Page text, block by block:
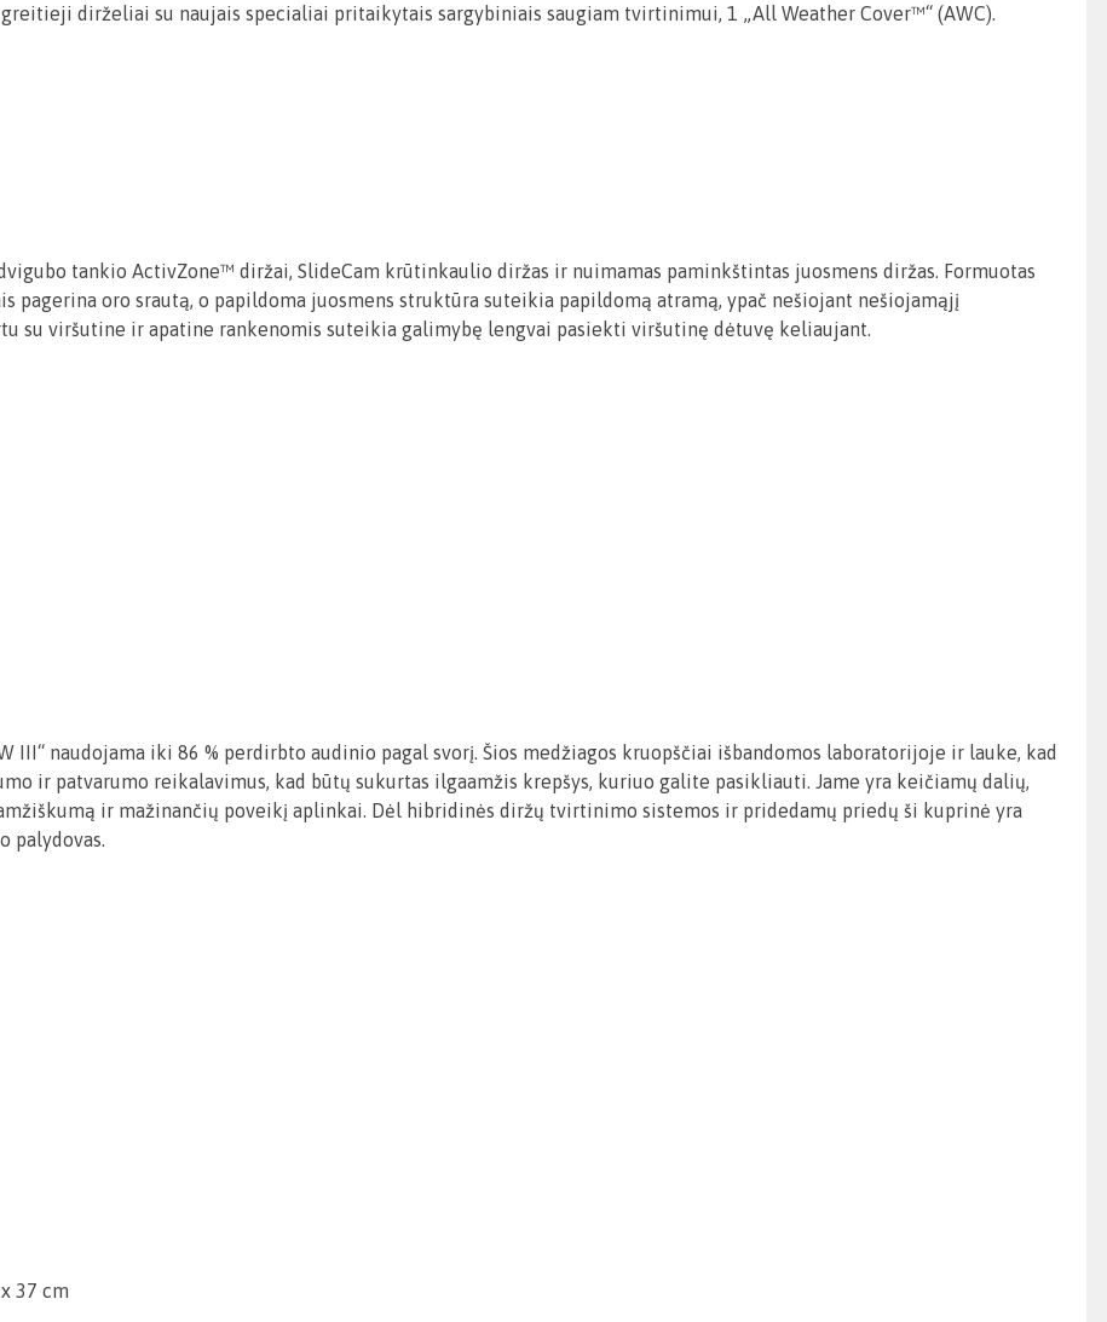
dirželiai su naujais specialiai pritaikytais sargybiniais saugiam tvirtinimui, 1 „All Weather Cover™“ (AWC).
tankio ActivZone™ diržai, SlideCam krūtinkaulio diržas ir nuimamas paminkštintas juosmens diržas. Formuotas
pagerina oro srautą, o papildoma juosmens struktūra suteikia papildomą atramą, ypač nešiojant nešiojamąjį
su viršutine ir apatine rankenomis suteikia galimybę lengvai pasiekti viršutinę dėtuvę keliaujant.
III“ naudojama iki 86 % perdirbto audinio pagal svorį. Šios medžiagos kruopščiai išbandomos laboratorijoje ir lauke, kad
ir patvarumo reikalavimus, kad būtų sukurtas ilgaamžis krepšys, kuriuo galite pasikliauti. Jame yra keičiamų dalių,
ir mažinančių poveikį aplinkai. Dėl hibridinės diržų tvirtinimo sistemos ir pridedamų priedų ši kuprinė yra
37 cm